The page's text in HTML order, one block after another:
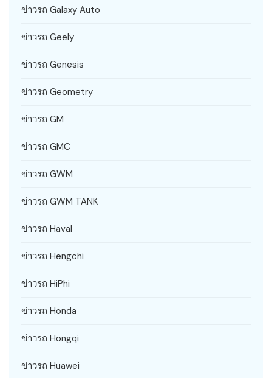
ข่าวรถ Galaxy Auto
ข่าวรถ Geely
ข่าวรถ Genesis
ข่าวรถ Geometry
ข่าวรถ GM
ข่าวรถ GMC
ข่าวรถ GWM
ข่าวรถ GWM TANK
ข่าวรถ Haval
ข่าวรถ Hengchi
ข่าวรถ HiPhi
ข่าวรถ Honda
ข่าวรถ Hongqi
ข่าวรถ Huawei